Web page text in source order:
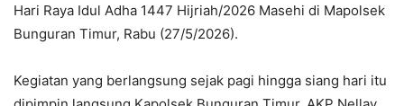
Hari Raya Idul Adha 1447 Hijriah/2026 Masehi di Mapolsek
Bunguran Timur, Rabu (27/5/2026).
Kegiatan yang berlangsung sejak pagi hingga siang hari itu